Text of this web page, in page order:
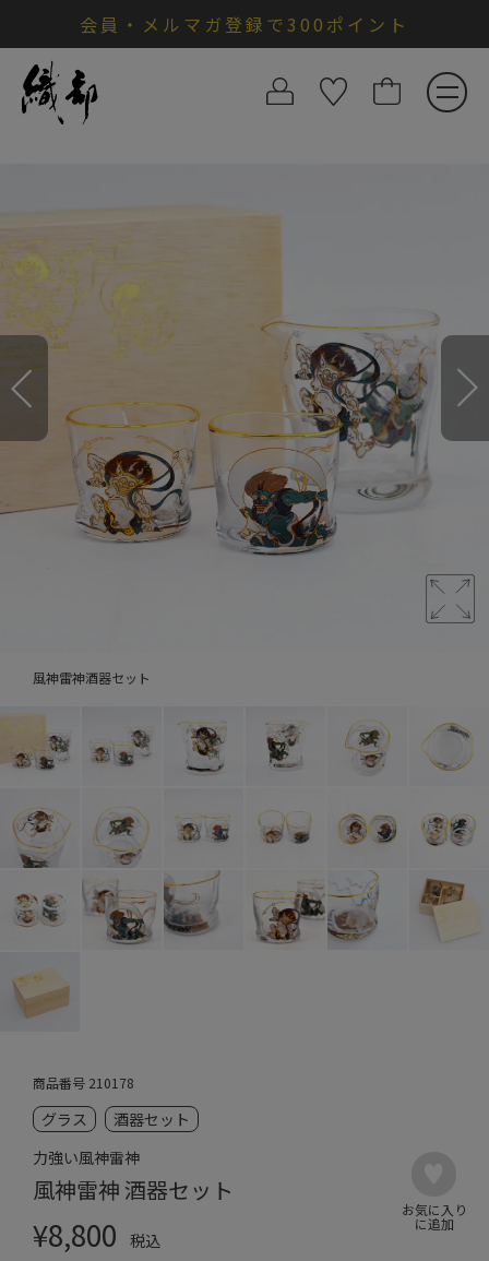
会員・メルマガ登録で300ポイント
風神雷神酒器セット
商品番号 210178
グラス
酒器セット
力強い風神雷神
風神雷神 酒器セット
¥8,800
税込